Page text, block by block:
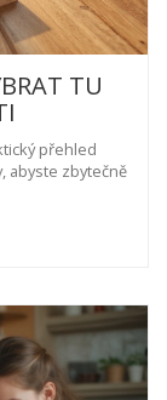
TU
přehled
abyste zbytečně